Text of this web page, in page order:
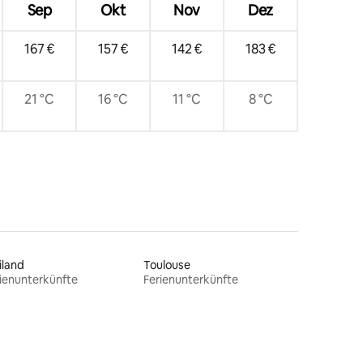
Sep Okt Nov Dez
167 € 157 € 142 € 183 €
21 °C 16 °C 11 °C 8 °C
Toulouse
Ferienunterkünfte